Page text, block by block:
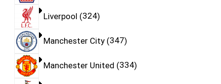
Liverpool 324
Manchester City 347
Manchester United 334